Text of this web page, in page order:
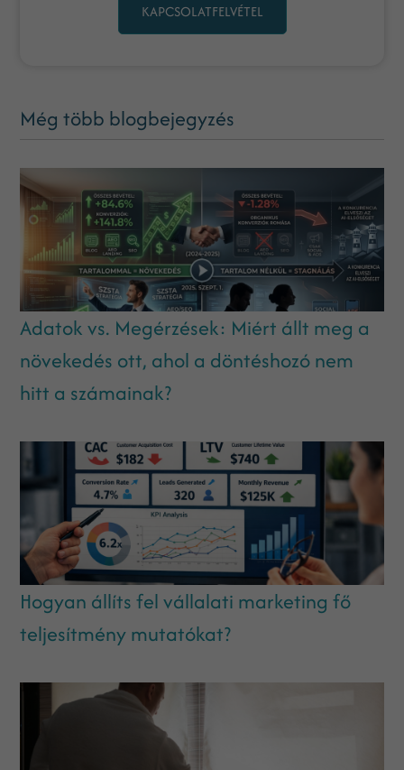
KAPCSOLATFELVÉTEL
Még több blogbejegyzés
Adatok vs. Megérzések: Miért állt meg a
növekedés ott, ahol a döntéshozó nem
hitt a számainak?
Hogyan állíts fel vállalati marketing fő
teljesítmény mutatókat?